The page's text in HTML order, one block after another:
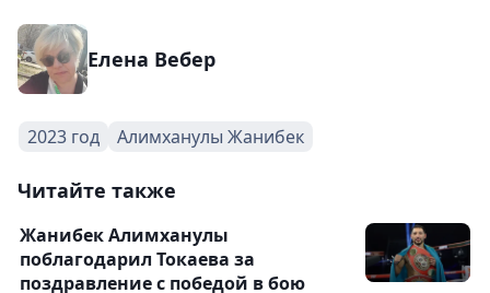
Елена Вебер
2023 год Алимханулы Жанибек
Читайте также
Жанибек Алимханулы
поблагодарил Токаева за
поздравление с победой в бою